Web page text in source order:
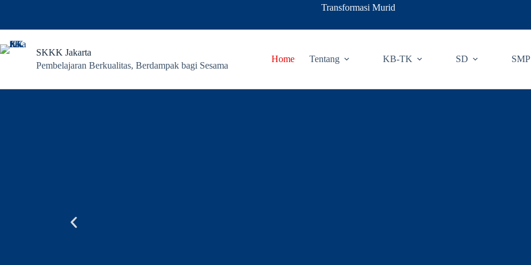
Transformasi Murid
SKKK Jakarta
Pembelajaran Berkualitas, Berdampak bagi Sesama
Home Tentang KB-TK SD SMP